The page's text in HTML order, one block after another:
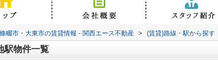
畷市・大東市の賃貸情報 - 関西エース不動産 > (賃貸)路線・駅から探す
駅物件一覧